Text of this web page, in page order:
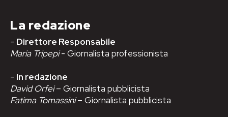
La redazione
- Direttore Responsabile
Maria Tripepi- Giornalista professionista
- In redazione
David Orfei– Giornalista pubblicista
Fatima Tomassini– Giornalista pubblicista